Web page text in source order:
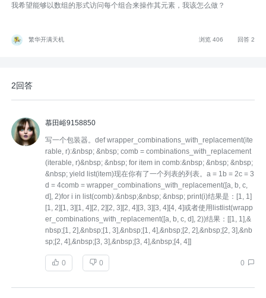
我希望能够以数组的形式访问每个组合来操作其元素，我该怎么做？
繁华开满天机 浏览 406 回答 2
2回答
慕田峪9158850
写一个包装器。def wrapper_combinations_with_replacement(ite
rable, r):&nbsp; &nbsp; comb = combinations_with_replacement
(iterable, r)&nbsp; &nbsp; for item in comb:&nbsp; &nbsp; &nbsp;
&nbsp; yield list(item)现在你有了一个列表的列表。a = 1b = 2c = 3
d = 4comb = wrapper_combinations_with_replacement([a, b, c,
d], 2)for i in list(comb):&nbsp;&nbsp; &nbsp; print(i)结果是：[1, 1]
[1, 2][1, 3][1, 4][2, 2][2, 3][2, 4][3, 3][3, 4][4, 4]或者使用listlist(wrapp
er_combinations_with_replacement([a, b, c, d], 2))结果：[[1, 1],&
nbsp;[1, 2],&nbsp;[1, 3],&nbsp;[1, 4],&nbsp;[2, 2],&nbsp;[2, 3],&nb
sp;[2, 4],&nbsp;[3, 3],&nbsp;[3, 4],&nbsp;[4, 4]]
0 0 0